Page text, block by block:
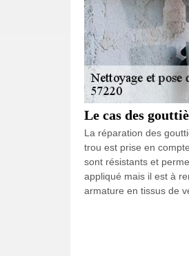
Le cas des
La réparation des
trou est prise en
sont résistants et
appliqué mais il est à
armature en tissus de